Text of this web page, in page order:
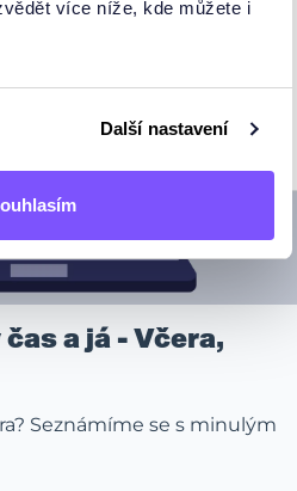
více níže, kde můžete i
Další nastavení
a já - Včera,
Seznámíme se s minulým